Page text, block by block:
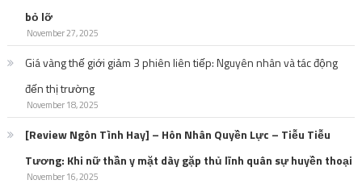
bỏ lỡ
November 27, 2025
Giá vàng thế giới giảm 3 phiên liên tiếp: Nguyên nhân và tác động
đến thị trường
November 18, 2025
[Review Ngôn Tình Hay] – Hôn Nhân Quyền Lực – Tiễu Tiễu
Tương: Khi nữ thần y mặt dày gặp thủ lĩnh quân sự huyền thoại
November 16, 2025